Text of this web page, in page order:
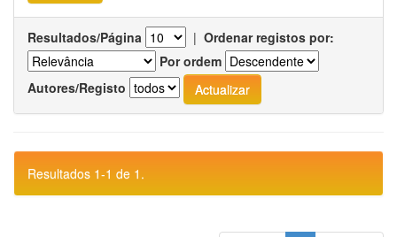
Resultados/Página | Ordenar registos por:
Por ordem
Autores/Registo
Resultados 1-1 de 1.